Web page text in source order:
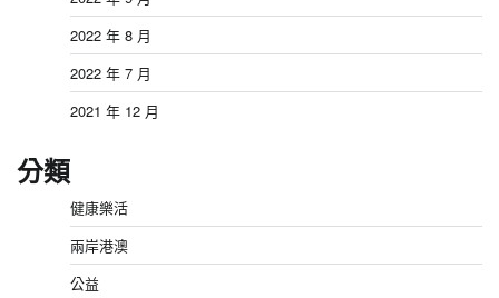
2022 年 8 月
2022 年 7 月
2021 年 12 月
分類
健康樂活
兩岸港澳
公益